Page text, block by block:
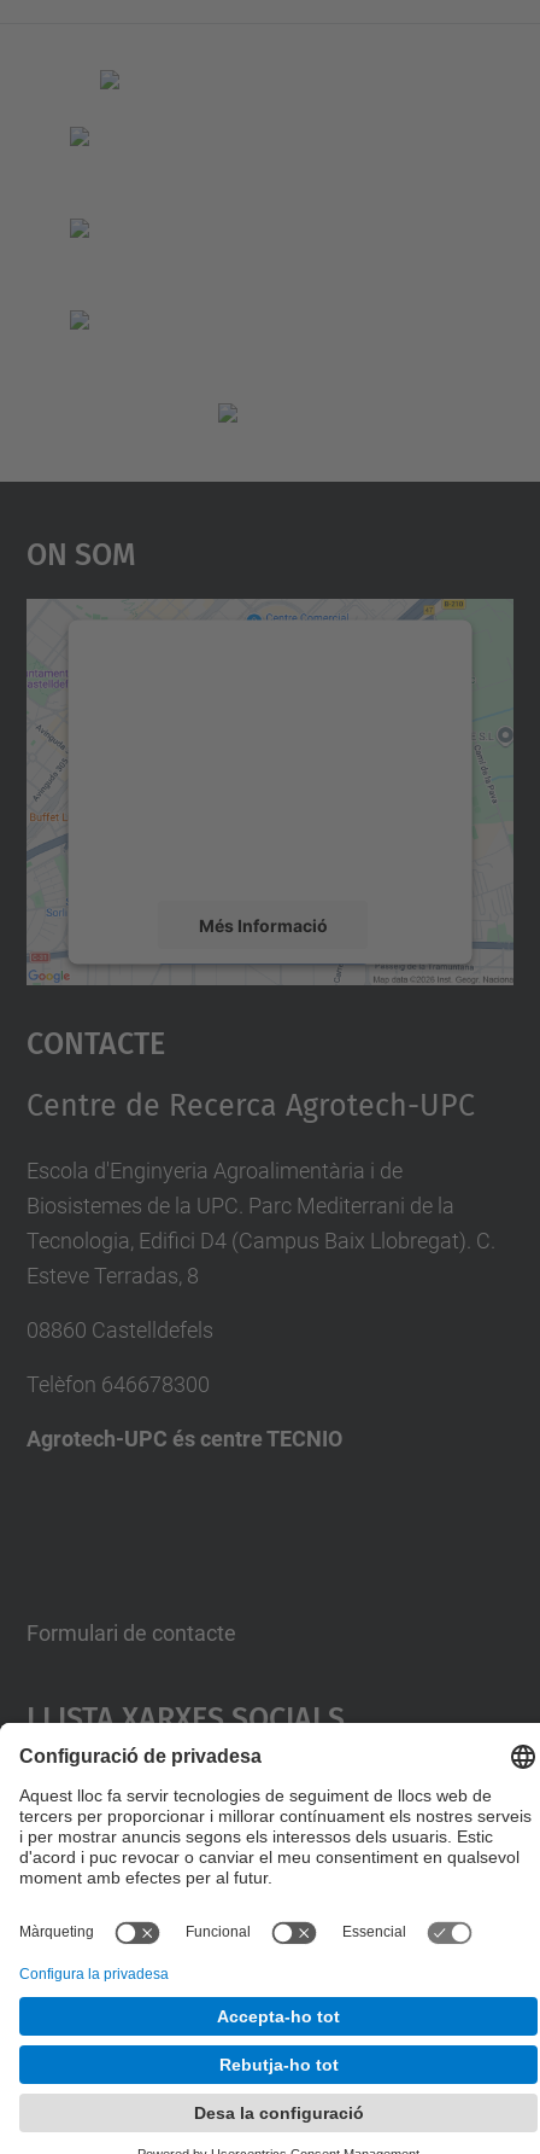
On Som
Més Informació
Accepta
powered by
Contacte
Centre de Recerca Agrotech-UPC
Escola d'Enginyeria Agroalimentària i de
Biosistemes de la UPC. Parc Mediterrani de la
Tecnologia, Edifici D4 (Campus Baix Llobregat). C.
Esteve Terradas, 8
08860 Castelldefels
Telèfon 646678300
Agrotech-UPC és centre TECNIO
Formulari de contacte
Llista Xarxes Socials
Desenvolupat amb
Mapa del lloc
Accessibilitat
Avís legal
Configuració de privadesa